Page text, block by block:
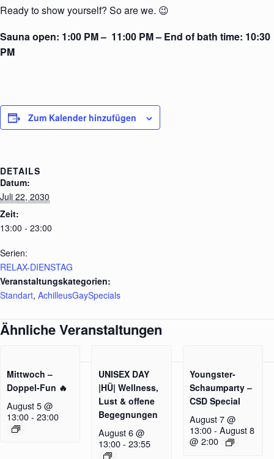
Ready to show yourself? So are we. 😉
Sauna open: 1:00 PM – 11:00 PM – End of bath time: 10:30
PM
Zum Kalender hinzufügen
DETAILS
Datum:
Juli 22, 2030
Zeit:
13:00 - 23:00
Serien:
RELAX-DIENSTAG
Veranstaltungskategorien:
Standart, AchilleusGaySpecials
Ähnliche Veranstaltungen
Mittwoch –
Doppel-Fun 🔥
August 5 @
13:00-23:00
UNISEX DAY
|HÜ| Wellness,
Lust & offene
Begegnungen
August 6 @
13:00- 23:55
Youngster-
Schaumparty –
CSD Special
August 7 @
13:00- August 8
@ 2:00